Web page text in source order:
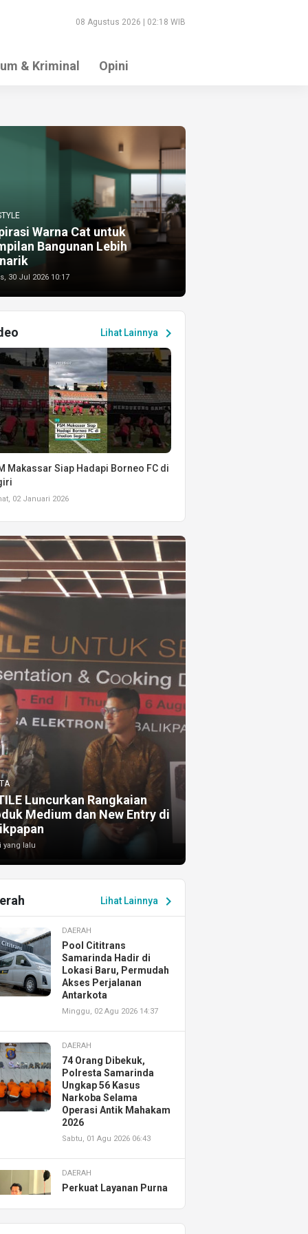
08 Agustus 2026 | 02:18 WIB
& Kriminal Opini
Warna Cat untuk
Bangunan Lebih
30 Jul 2026 10:17
Lihat Lainnya chevron_right
Makassar Siap Hadapi Borneo FC di
02 Januari 2026
Luncurkan Rangkaian
Medium dan New Entry di
yang lalu
Lihat Lainnya chevron_right
DAERAH
Pool Cititrans
Samarinda Hadir di
Lokasi Baru, Permudah
Akses Perjalanan
Antarkota
Minggu, 02 Agu 2026 14:37
DAERAH
74 Orang Dibekuk,
Polresta Samarinda
Ungkap 56 Kasus
Narkoba Selama
Operasi Antik Mahakam
2026
Sabtu, 01 Agu 2026 06:43
DAERAH
Perkuat Layanan Purna
Resmikan AHASS